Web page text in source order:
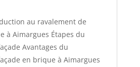
au ravalement de
à Aimargues Étapes du
Avantages du
en brique à Aimargues